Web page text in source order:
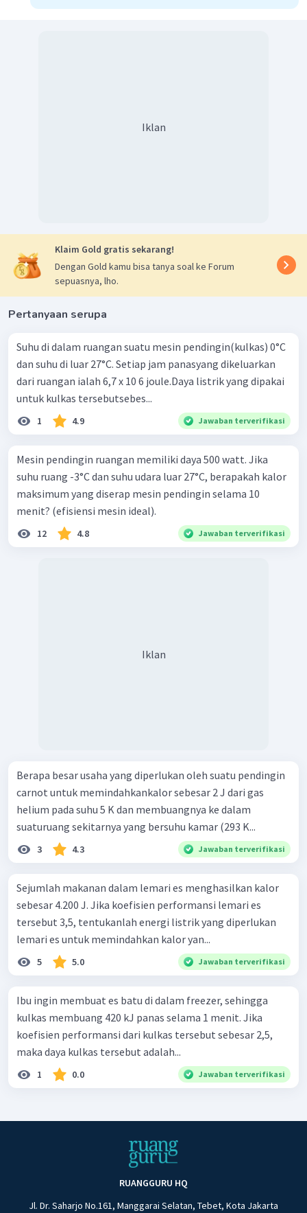
Iklan
Klaim Gold gratis sekarang!
Dengan Gold kamu bisa tanya soal ke Forum
sepuasnya, lho.
Pertanyaan serupa
Suhu di dalam ruangan suatu mesin pendingin(kulkas) 0°C
dan suhu di luar 27°C. Setiap jam panasyang dikeluarkan
dari ruangan ialah 6,7 x 10 6 joule.Daya listrik yang dipakai
untuk kulkas tersebutsebes...
1 4.9 Jawaban terverifikasi
Mesin pendingin ruangan memiliki daya 500 watt. Jika
suhu ruang -3°C dan suhu udara luar 27°C, berapakah kalor
maksimum yang diserap mesin pendingin selama 10
menit? (efisiensi mesin ideal).
12 4.8 Jawaban terverifikasi
Iklan
Berapa besar usaha yang diperlukan oleh suatu pendingin
carnot untuk memindahkankalor sebesar 2 J dari gas
helium pada suhu 5 K dan membuangnya ke dalam
suaturuang sekitarnya yang bersuhu kamar (293 K...
3 4.3 Jawaban terverifikasi
Sejumlah makanan dalam lemari es menghasilkan kalor
sebesar 4.200 J. Jika koefisien performansi lemari es
tersebut 3,5, tentukanlah energi listrik yang diperlukan
lemari es untuk memindahkan kalor yan...
5 5.0 Jawaban terverifikasi
Ibu ingin membuat es batu di dalam freezer, sehingga
kulkas membuang 420 kJ panas selama 1 menit. Jika
koefisien performansi dari kulkas tersebut sebesar 2,5,
maka daya kulkas tersebut adalah...
1 0.0 Jawaban terverifikasi
RUANGGURU HQ
Jl. Dr. Saharjo No.161, Manggarai Selatan, Tebet, Kota Jakarta